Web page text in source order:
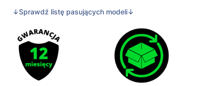
↓Sprawdź listę pasujących modeli↓